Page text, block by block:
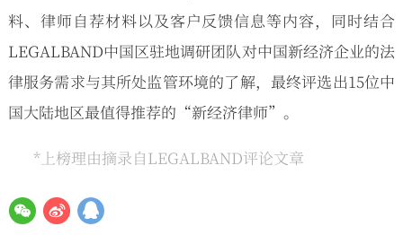
料、律师自荐材料以及客户反馈信息等内容，同时结合
LEGALBAND中国区驻地调研团队对中国新经济企业的法
律服务需求与其所处监管环境的了解，最终评选出15位中
国大陆地区最值得推荐的“新经济律师”。
*上榜理由摘录自LEGALBAND评论文章